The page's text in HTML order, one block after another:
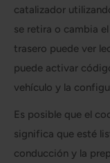
catalizador
se retira o cambia
trasero puede ver
puede activar
vehículo y la
Es posible que el
significa que esté
conducción y la